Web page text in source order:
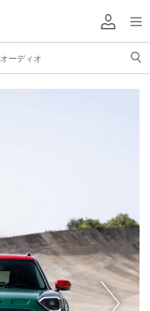
オーディオ